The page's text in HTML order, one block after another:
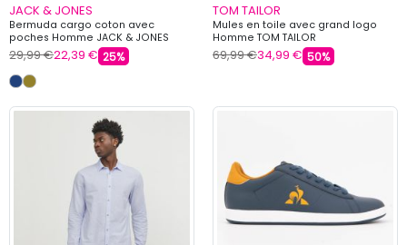
JACK & JONES
Bermuda cargo coton avec
poches Homme JACK & JONES
29,99 €22,39 € 25%
TOM TAILOR
Mules en toile avec grand logo
Homme TOM TAILOR
69,99 €34,99 € 50%